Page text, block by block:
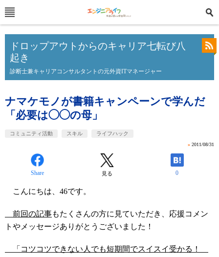
ドロップアウトからのキャリア七転び八
起き
診断士兼キャリアコンサルタントの元外資ITマネージャー
ナマケモノが書籍キャンペーンで学んだ
「必要は◯◯の母」
コミュニティ活動 スキル ライフハック
» 2011/08/31
Share 見る 0
こんにちは、46です。
前回の記事もたくさんの方に見ていただき、応援コメン
トやメッセージありがとうございました！
「コツコツできない人でも短期間でスイスイ受かる！